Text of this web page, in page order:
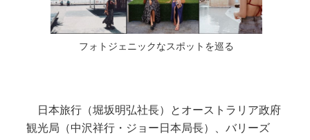
フォトジェニックなスポットを巡る
日本旅行（堀坂明弘社長）とオーストラリア政府
観光局（中沢祥行・ジョー日本局長）、バリーズ